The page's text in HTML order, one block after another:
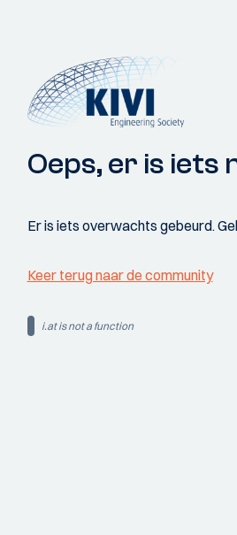
Oeps, er is iets
Er is iets overwachts gebeurd.
Keer terug naar de community
i.at is not a function